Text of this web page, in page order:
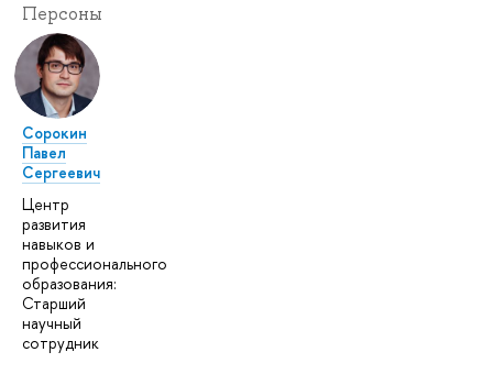
Персоны
Сорокин
Павел
Сергеевич
Центр
развития
навыков и
профессионального
образования:
Старший
научный
сотрудник